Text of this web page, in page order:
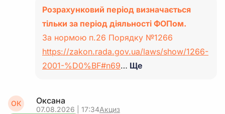
Розрахунковий період визначається
тільки за період діяльності ФОПом.
За нормою п.26 Порядку №1266
https://zakon.rada.gov.ua/laws/show/1266-
2001-%D0%BF#n69… Ще
ОК Оксана
07.08.2026 | 17:34Акциз